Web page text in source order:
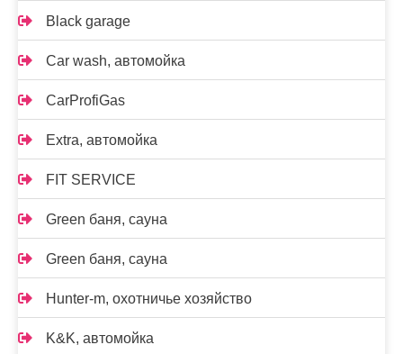
Black garage
Car wash, автомойка
CarProfiGas
Extra, автомойка
FIT SERVICE
Green баня, сауна
Green баня, сауна
Hunter-m, охотничье хозяйство
K&K, автомойка